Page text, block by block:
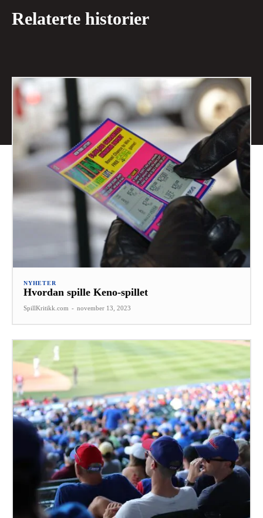
Relaterte historier
NYHETER
Hvordan spille Keno-spillet
SpillKritikk.com - november 13, 2023